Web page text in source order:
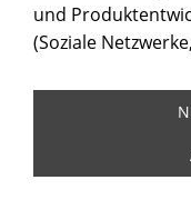
und
(Soziale